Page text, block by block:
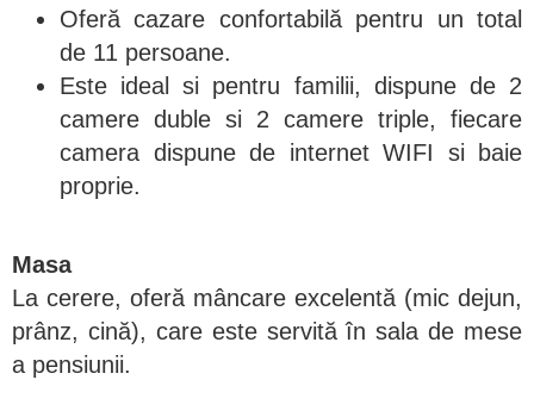
Oferă cazare confortabilă pentru un total
de 11 persoane.
Este ideal si pentru familii, dispune de 2
camere duble si 2 camere triple, fiecare
camera dispune de internet WIFI si baie
proprie.
Masa
La cerere, oferă mâncare excelentă (mic dejun,
prânz, cină), care este servită în sala de mese
a pensiunii.